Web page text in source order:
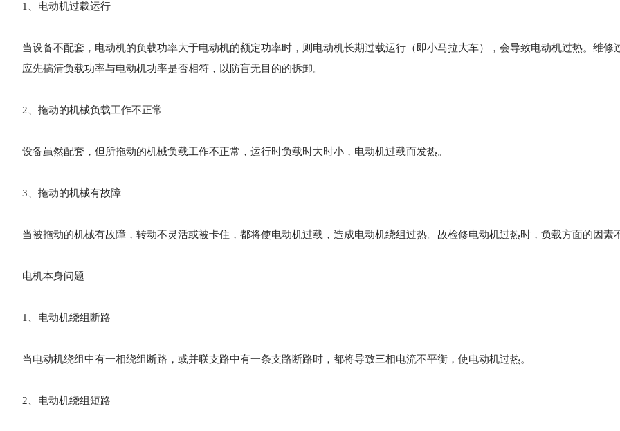
1、电动机过载运行
当设备不配套，电动机的负载功率大于电动机的额定功率时，则电动机长期过载运行（即小马拉大车），会导致电动机过热。维修
应先搞清负载功率与电动机功率是否相符，以防盲无目的的拆卸。
2、拖动的机械负载工作不正常
设备虽然配套，但所拖动的机械负载工作不正常，运行时负载时大时小，电动机过载而发热。
3、拖动的机械有故障
当被拖动的机械有故障，转动不灵活或被卡住，都将使电动机过载，造成电动机绕组过热。故检修电动机过热时，负载方面的因素
电机本身问题
1、电动机绕组断路
当电动机绕组中有一相绕组断路，或并联支路中有一条支路断路时，都将导致三相电流不平衡，使电动机过热。
2、电动机绕组短路